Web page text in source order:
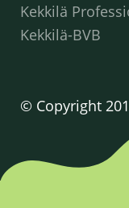
Kekkilä
Kekkilä-BVB
© Copyright